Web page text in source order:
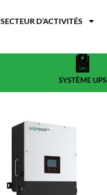
SECTEUR D’ACTIVITÉS
SYSTÈME UPS